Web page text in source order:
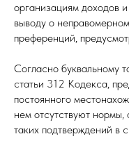
организациям доходов
выводу о
преференций,
Согласно буквальному
статьи 312 Кодекса,
постоянного
нем отсутствуют
таких подтверждений в